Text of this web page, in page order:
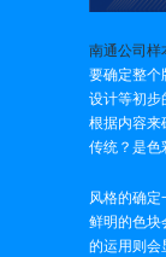
南通公司样
要确定整个
设计等初步
根据内容来
传统？是色
风格的确定
鲜明的色块
的运用则会